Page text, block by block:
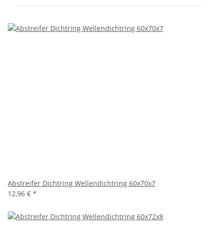
Abstreifer Dichtring Wellendichtring 60x70x7
12,96 € *